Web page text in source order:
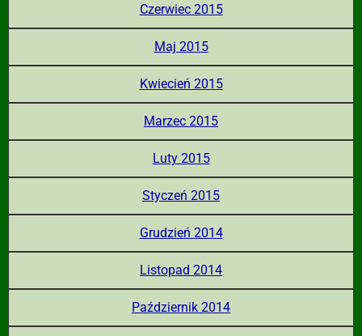
Czerwiec 2015
Maj 2015
Kwiecień 2015
Marzec 2015
Luty 2015
Styczeń 2015
Grudzień 2014
Listopad 2014
Październik 2014